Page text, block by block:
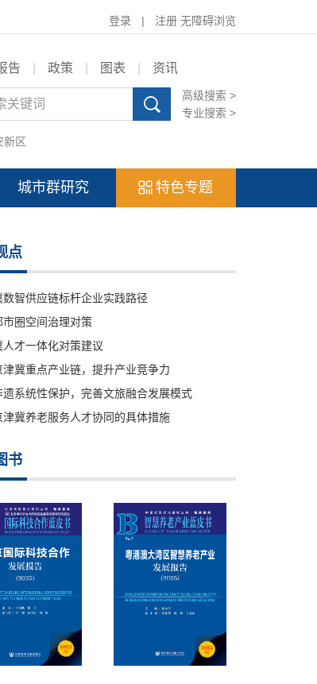
登录 | 注册 无障碍浏览
告 政策 图表 资讯
高级搜索 >
专业搜索 >
新区
城市群研究 特色专题
点
数智供应链标杆企业实践路径
市圈空间治理对策
人才一体化对策建议
津冀重点产业链，提升产业竞争力
遗系统性保护，完善文旅融合发展模式
津冀养老服务人才协同的具体措施
书